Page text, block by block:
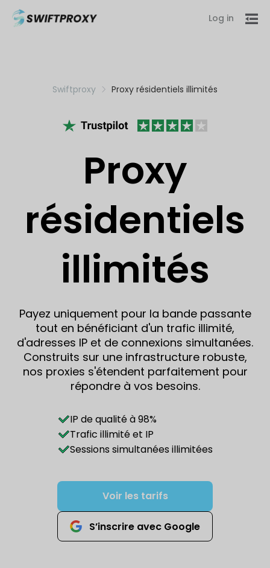
Log in
Swiftproxy Proxy résidentiels illimités
Proxy
résidentiels
illimités
Payez uniquement pour la bande passante
tout en bénéficiant d'un trafic illimité,
d'adresses IP et de connexions simultanées.
Construits sur une infrastructure robuste,
nos proxies s'étendent parfaitement pour
répondre à vos besoins.
IP de qualité à 98%
Trafic illimité et IP
Sessions simultanées illimitées
Voir les tarifs
S’inscrire avec Google